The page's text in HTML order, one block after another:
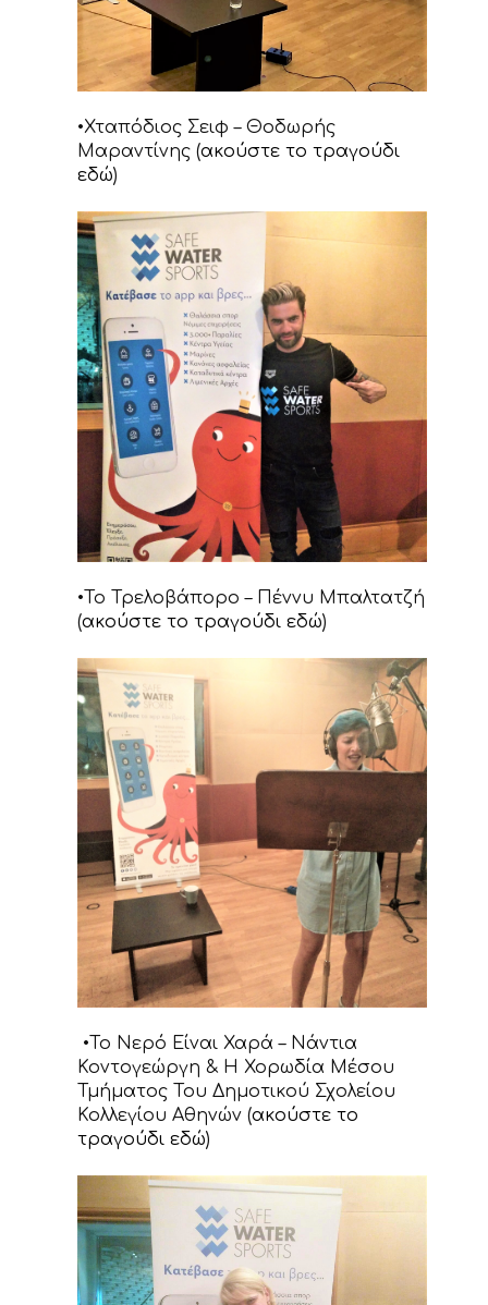
•Χταπόδιος Σειφ – Θοδωρής
Μαραντίνης (ακούστε το τραγούδι
εδώ)
•Το Τρελοβάπορο – Πέννυ Μπαλτατζή
(ακούστε το τραγούδι εδώ)
•Το Νερό Είναι Χαρά – Νάντια
Κοντογεώργη & Η Χορωδία Μέσου
Τμήματος Του Δημοτικού Σχολείου
Κολλεγίου Αθηνών (ακούστε το
τραγούδι εδώ)